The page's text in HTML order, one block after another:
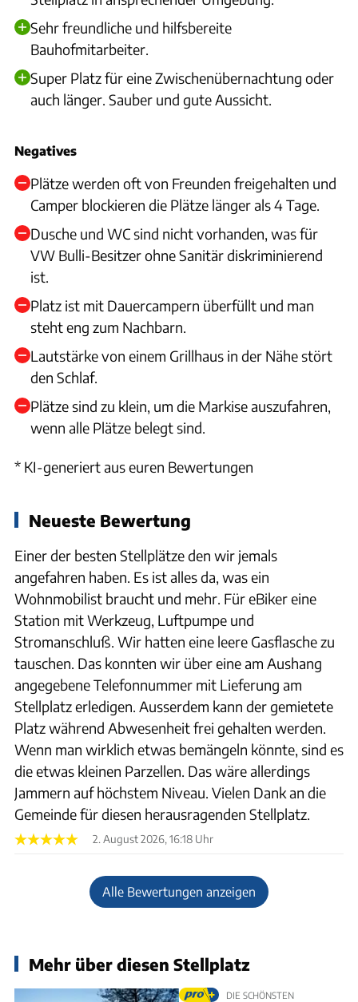
Sehr freundliche und hilfsbereite
Bauhofmitarbeiter.
Super Platz für eine Zwischenübernachtung oder
auch länger. Sauber und gute Aussicht.
Negatives
Plätze werden oft von Freunden freigehalten und
Camper blockieren die Plätze länger als 4 Tage.
Dusche und WC sind nicht vorhanden, was für
VW Bulli-Besitzer ohne Sanitär diskriminierend
ist.
Platz ist mit Dauercampern überfüllt und man
steht eng zum Nachbarn.
Lautstärke von einem Grillhaus in der Nähe stört
den Schlaf.
Plätze sind zu klein, um die Markise auszufahren,
wenn alle Plätze belegt sind.
* KI-generiert aus euren Bewertungen
Neueste Bewertung
Einer der besten Stellplätze den wir jemals
angefahren haben. Es ist alles da, was ein
Wohnmobilist braucht und mehr. Für eBiker eine
Station mit Werkzeug, Luftpumpe und
Stromanschluß. Wir hatten eine leere Gasflasche zu
tauschen. Das konnten wir über eine am Aushang
angegebene Telefonnummer mit Lieferung am
Stellplatz erledigen. Ausserdem kann der gemietete
Platz während Abwesenheit frei gehalten werden.
Wenn man wirklich etwas bemängeln könnte, sind es
die etwas kleinen Parzellen. Das wäre allerdings
Jammern auf höchstem Niveau. Vielen Dank an die
Gemeinde für diesen herausragenden Stellplatz.
2. August 2026, 16:18 Uhr
Alle Bewertungen anzeigen
Mehr über diesen Stellplatz
DIE SCHÖNSTEN